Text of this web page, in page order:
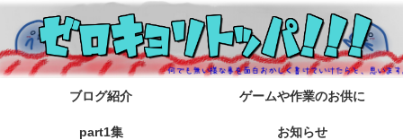
ブログ紹介 ゲームや作業のお供に
part1集 お知らせ